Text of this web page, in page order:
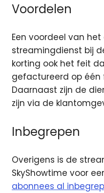
Voordelen
Een voordeel van
streamingdienst bij
korting ook het feit
gefactureerd op één
Daarnaast zijn de
zijn via de
Inbegrepen
Overigens is de
SkyShowtime voor
abonnees al